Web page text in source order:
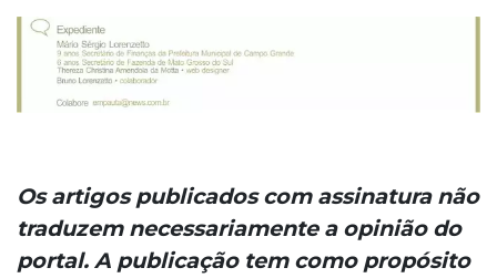
Os artigos publicados com assinatura não
traduzem necessariamente a opinião do
portal. A publicação tem como propósito